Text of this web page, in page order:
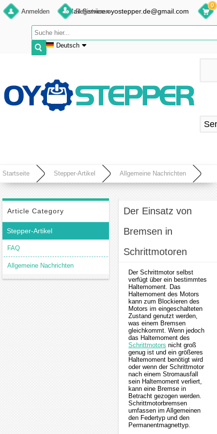
Anmelden Registrieren
Deutsch
Français
Español
E-Mail:Service.oyostepper.de@gmail.com
0
Startseite Stepper-Artikel Allgemeine Nachrichten
Article Category
Stepper-Artikel
FAQ
Allgemeine Nachrichten
Der Einsatz von
Bremsen in
Schrittmotoren
Der Schrittmotor selbst
verfügt über ein bestimmtes
Haltemoment. Das
Haltemoment des Motors
kann zum Blockieren des
Motors im eingeschalteten
Zustand genutzt werden,
was einem Bremsen
gleichkommt. Wenn jedoch
das Haltemoment des
Schrittmotors nicht groß
genug ist und ein größeres
Haltemoment benötigt wird
oder wenn der Schrittmotor
nach einem Stromausfall
sein Haltemoment verliert,
kann eine Bremse in
Betracht gezogen werden.
Schrittmotorbremsen
umfassen im Allgemeinen
den Federtyp und den
Permanentmagnettyp.